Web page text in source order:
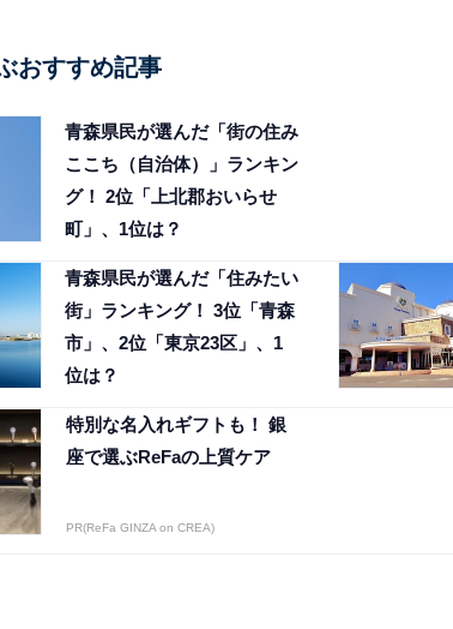
おすすめ記事
青森県民が選んだ「街の住み
ここち（自治体）」ランキン
グ！ 2位「上北郡おいらせ
町」、1位は？
青森県民が選んだ「住みたい
街」ランキング！ 3位「青森
市」、2位「東京23区」、1
位は？
特別な名入れギフトも！ 銀
座で選ぶReFaの上質ケア
PR(ReFa GINZA on CREA)